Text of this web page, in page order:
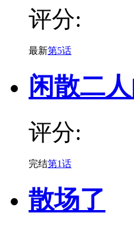
评分:
最新第5话
闲散二
评分:
完结第1话
散场了